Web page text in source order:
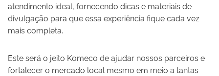
atendimento ideal, fornecendo dicas e materiais de
divulgação para que essa experiência fique cada vez
mais completa.
Este será o jeito Komeco de ajudar nossos parceiros e
fortalecer o mercado local mesmo em meio a tantas